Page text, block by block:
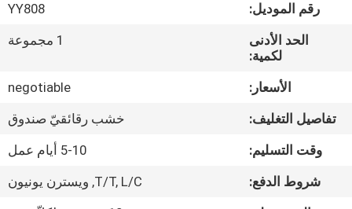
في
المعمل
اتصل
رقم الموديل:
YY808
الحد الأدنى
لكمية:
1 مجموعة
الأسعار:
negotiable
تفاصيل التغليف:
خشب رقائقيّ صندوق
وقت التسليم:
5-10 أيام عمل
شروط الدفع:
T/T, L/C, ويسترن يونيون